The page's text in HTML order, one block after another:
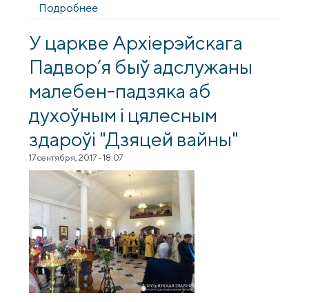
Подробнее
павіншавалі парафіян са святам Пакрова
Найсвяцейшай Багамаці
У царкве Архіерэйскага
Падвор’я быў адслужаны
малебен-падзяка аб
духоўным і цялесным
здароўі "Дзяцей вайны"
17 сентября, 2017 - 18:07